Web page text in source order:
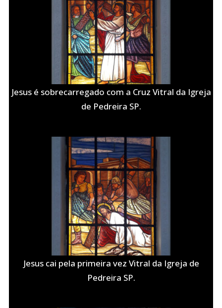
Jesus é sobrecarregado com a Cruz Vitral da Igreja
de Pedreira SP.
Jesus cai pela primeira vez Vitral da Igreja de
Pedreira SP.